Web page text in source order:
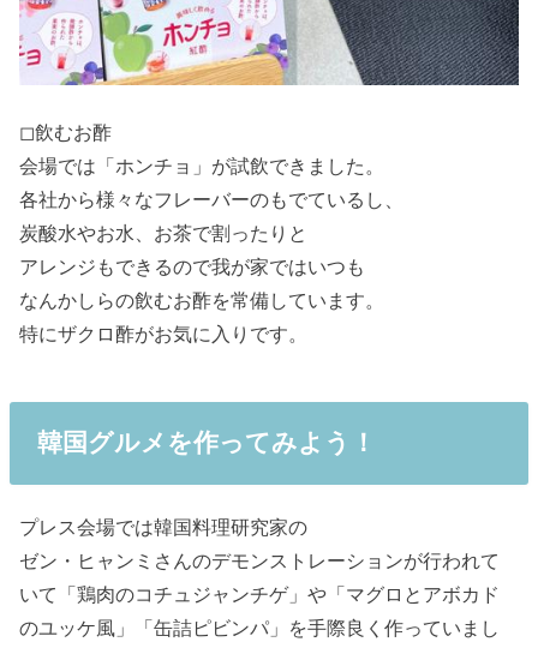
◻︎飲むお酢
会場では「ホンチョ」が試飲できました。
各社から様々なフレーバーのもでているし、
炭酸水やお水、お茶で割ったりと
アレンジもできるので我が家ではいつも
なんかしらの飲むお酢を常備しています。
特にザクロ酢がお気に入りです。
韓国グルメを作ってみよう！
プレス会場では韓国料理研究家の
ゼン・ヒャンミさんのデモンストレーションが行われて
いて「鶏肉のコチュジャンチゲ」や「マグロとアボカド
のユッケ風」「缶詰ピビンパ」を手際良く作っていまし